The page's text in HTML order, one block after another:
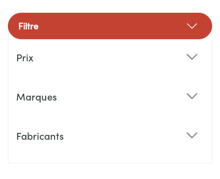
Filtre
Prix
Marques
Fabricants